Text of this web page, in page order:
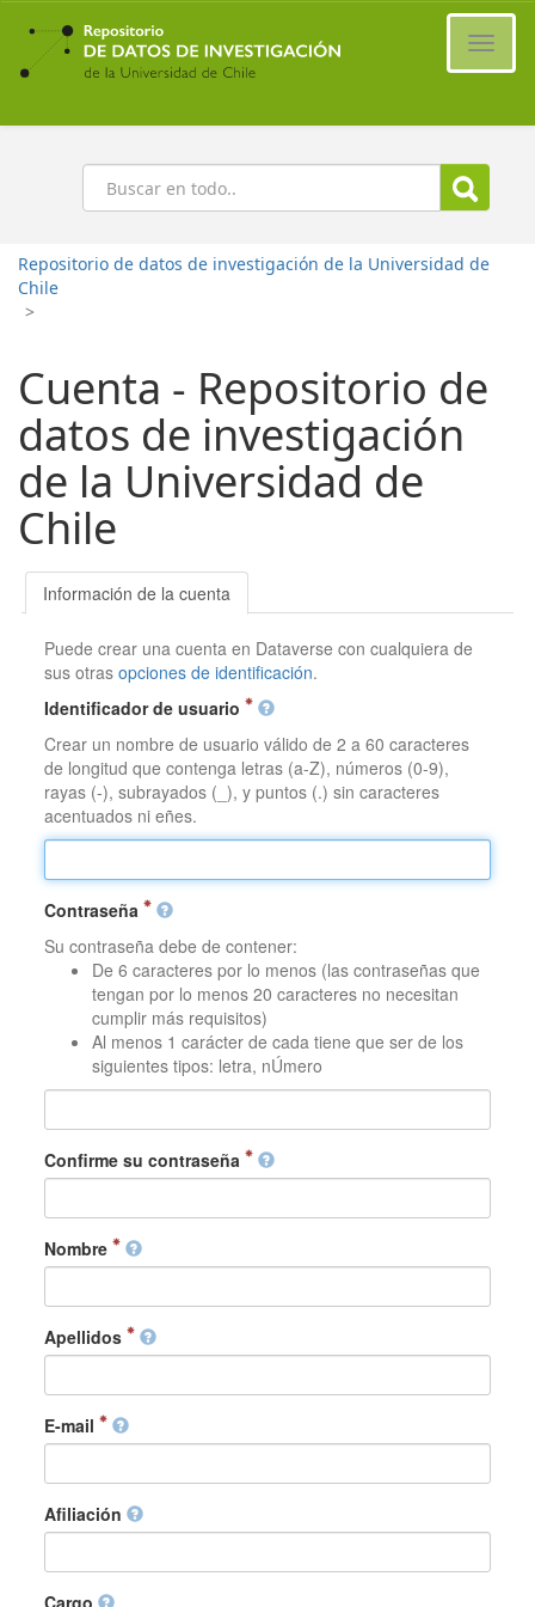
Ir
contenido
principal
Buscar
Repositorio de datos de investigación de la Universidad de
Chile
>
Cuenta - Repositorio de
datos de investigación
de la Universidad de
Chile
Información de la cuenta
Puede crear una cuenta en Dataverse con cualquiera de
sus otrasopciones de identificación.
Identificador de usuario
Crear un nombre de usuario válido de 2 a 60 caracteres
de longitud que contenga letras (a-Z), números (0-9),
rayas (-), subrayados (_), y puntos (.) sin caracteres
acentuados ni eñes.
Contraseña
Su contraseña debe de contener:
De 6 caracteres por lo menos (las contraseñas que
tengan por lo menos 20 caracteres no necesitan
cumplir más requisitos)
Al menos 1 carácter de cada tiene que ser de los
siguientes tipos: letra, nÚmero
Confirme su contraseña
Nombre
Apellidos
E-mail
Afiliación
Cargo